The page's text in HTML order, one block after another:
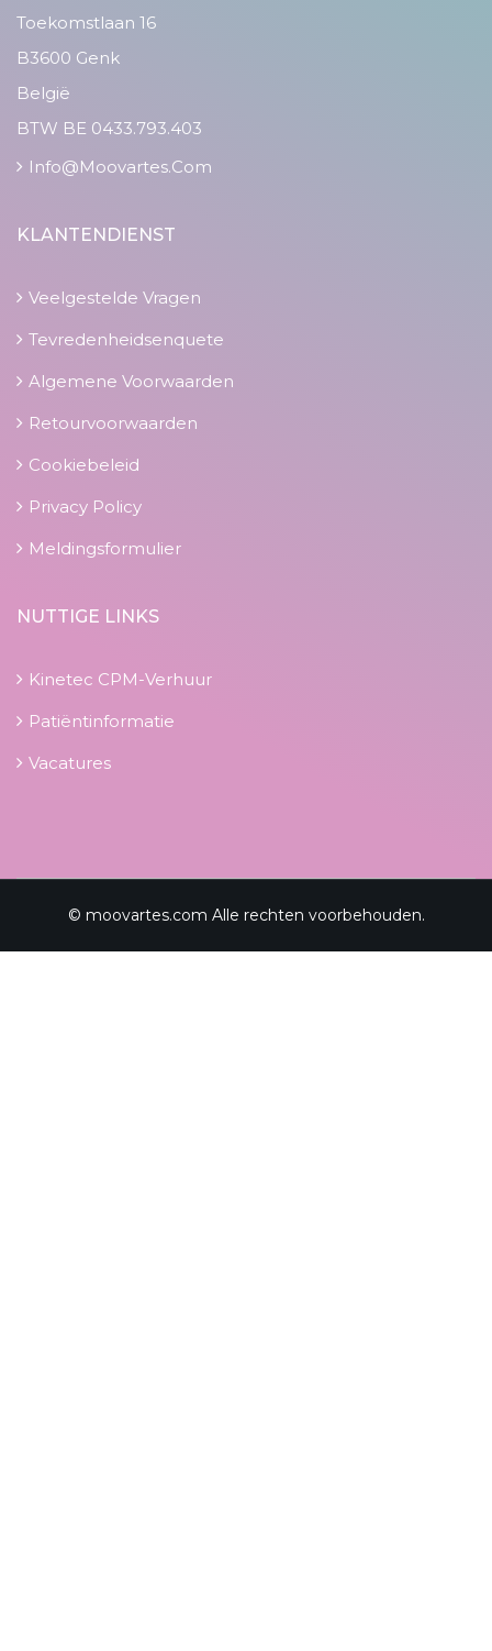
Toekomstlaan 16
B3600 Genk
België
BTW BE 0433.793.403
Info@moovartes.com
KLANTENDIENST
Veelgestelde Vragen
Tevredenheidsenquete
Algemene Voorwaarden
Retourvoorwaarden
Cookiebeleid
Privacy Policy
Meldingsformulier
NUTTIGE LINKS
Kinetec CPM-Verhuur
Patiëntinformatie
Vacatures
© moovartes.com Alle rechten voorbehouden.